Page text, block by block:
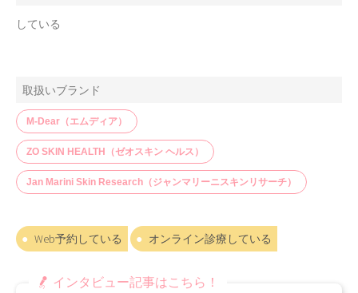
している
取扱いブランド
M-Dear（エムディア）
ZO SKIN HEALTH（ゼオスキン ヘルス）
Jan Marini Skin Research（ジャンマリーニスキンリサーチ）
Web予約している オンライン診療している
インタビュー記事はこちら！